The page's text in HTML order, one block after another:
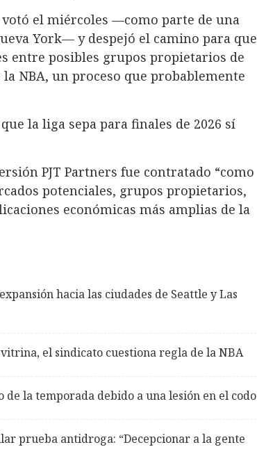
el miércoles —como parte de una
York— y despejó el camino para que
entre posibles grupos propietarios de
NBA, un proceso que probablemente
la liga sepa para finales de 2026 sí
PJT Partners fue contratado “como
potenciales, grupos propietarios,
económicas más amplias de la
hacia las ciudades de Seattle y Las
el sindicato cuestiona regla de la NBA
de la temporada debido a una lesión en el codo
prueba antidroga: “Decepcionar a la gente